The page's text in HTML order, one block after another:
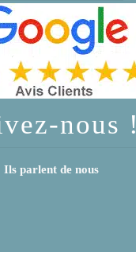
nous !
Ils parlent de nous